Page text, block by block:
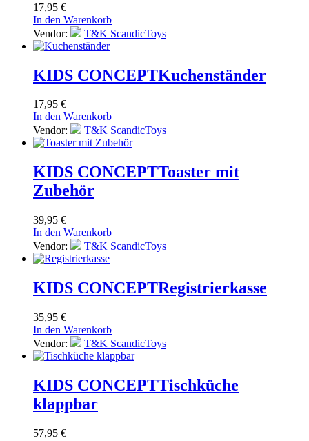
17,95 €
In den Warenkorb
Vendor:
T&K ScandicToys
KIDS CONCEPTKuchenständer
17,95 €
In den Warenkorb
Vendor:
T&K ScandicToys
KIDS CONCEPTToaster mit
Zubehör
39,95 €
In den Warenkorb
Vendor:
T&K ScandicToys
KIDS CONCEPTRegistrierkasse
35,95 €
In den Warenkorb
Vendor:
T&K ScandicToys
KIDS CONCEPTTischküche
klappbar
57,95 €